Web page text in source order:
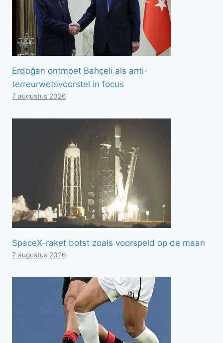
Erdoğan ontmoet Bahçeli als anti-
terreurwetsvoorstel in focus
7 augustus 2026
SpaceX-raket botst zoals voorspeld op de maan
7 augustus 2026